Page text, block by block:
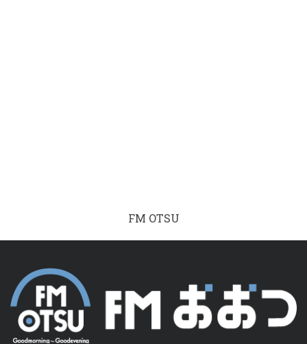
FM OTSU